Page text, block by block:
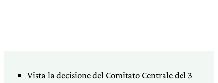
Vista la decisione del Comitato Centrale del 3